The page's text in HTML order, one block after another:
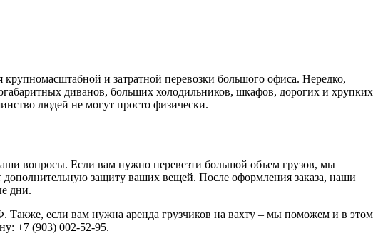
и затратной перевозки большого офиса. Нередко,
диванов, больших холодильников, шкафов, дорогих и хрупких
людей не могут просто физически.
вопросы. Если вам нужно перевезти большой объем грузов, мы
дополнительную защиту ваших вещей. После оформления заказа, наши
дни.
если вам нужна аренда грузчиков на вахту – мы поможем и в этом
+7 (903) 002-52-95.